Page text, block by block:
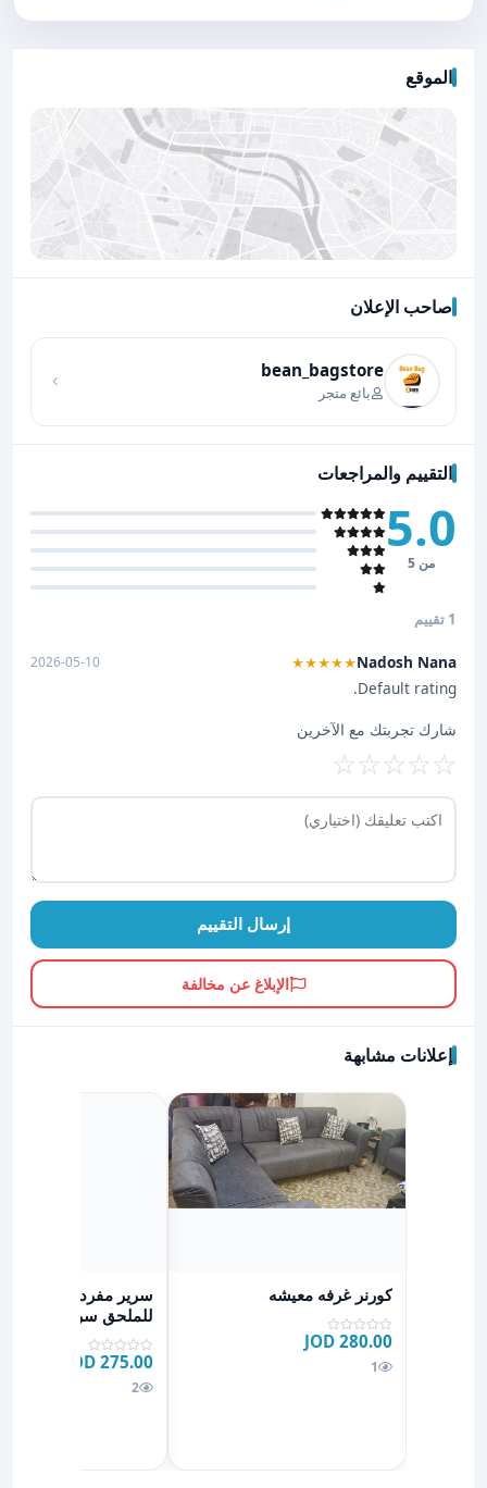
الموقع
صاحب الإعلان
bean_bagstore
بائع متجر
التقييم والمراجعات
5.0
من 5
1 تقييم
Nadosh Nana
★★★★★
2026-05-10
Default rating.
شارك تجربتك مع الآخرين
☆
☆
☆
☆
☆
إرسال التقييم
الإبلاغ عن مخالفة
إعلانات مشابهة
عرض تفاصيل كورنر غرفه معيشه
كورنر غرفه معيشه
280.00 JOD
1
سرير مفرد ونص
للملحق سرير مفرد
275.00 JOD
2